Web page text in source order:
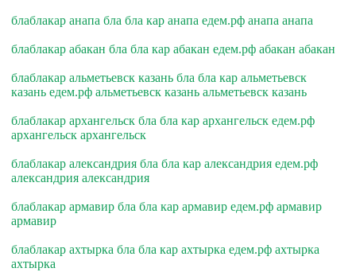
блаблакар анапа бла бла кар анапа едем.рф анапа анапа
блаблакар абакан бла бла кар абакан едем.рф абакан абакан
блаблакар альметьевск казань бла бла кар альметьевск
казань едем.рф альметьевск казань альметьевск казань
блаблакар архангельск бла бла кар архангельск едем.рф
архангельск архангельск
блаблакар александрия бла бла кар александрия едем.рф
александрия александрия
блаблакар армавир бла бла кар армавир едем.рф армавир
армавир
блаблакар ахтырка бла бла кар ахтырка едем.рф ахтырка
ахтырка